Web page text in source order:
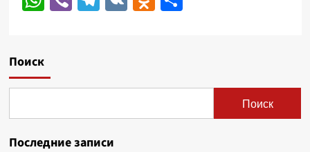
Поиск
Поиск
Последние записи